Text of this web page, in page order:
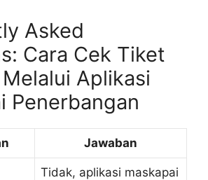
Asked
Cara Cek Tiket
Aplikasi
Penerbangan
Jawaban
Tidak, aplikasi maskapai